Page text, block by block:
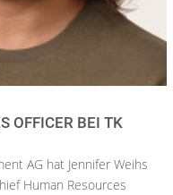
OFFICER BEI TK
AG hat Jennifer Weihs
Human Resources